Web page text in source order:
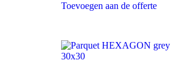
Toevoegen aan de offerte